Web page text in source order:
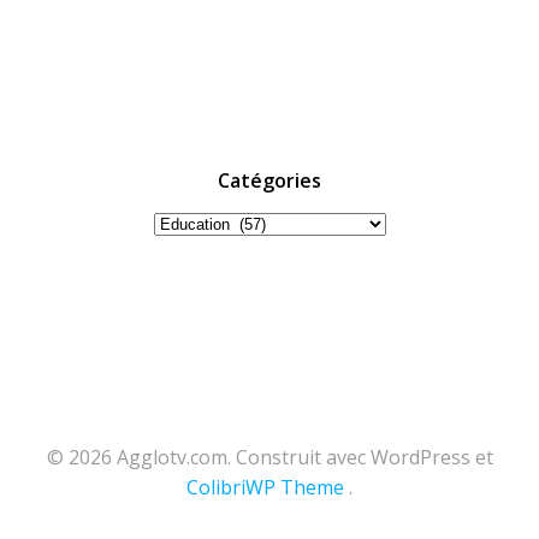
Catégories
Catégories
© 2026 Agglotv.com. Construit avec WordPress et
ColibriWP Theme .